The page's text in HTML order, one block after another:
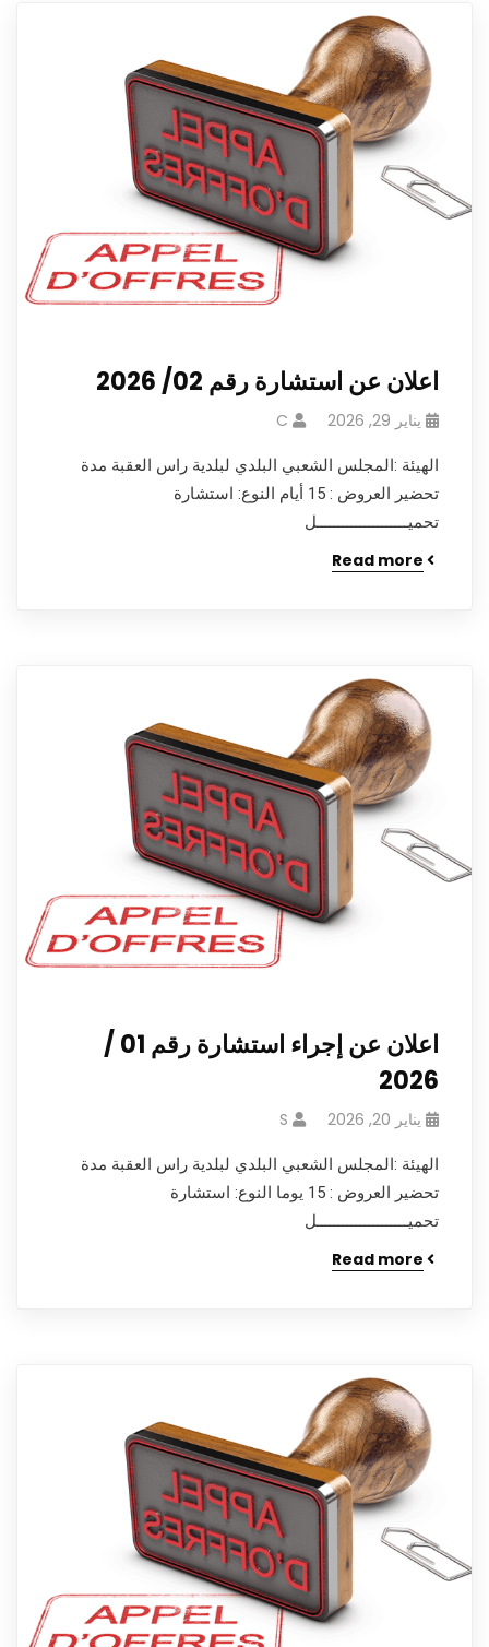
اعلان عن استشارة رقم 02/ 2026
يناير 29, 2026 C
الهيئة :المجلس الشعبي البلدي لبلدية راس العقبة مدة
تحضير العروض : 15 أيام النوع: استشارة
تحميـــــــــــــــــــــل
Read more
اعلان عن إجراء استشارة رقم 01 /
2026
يناير 20, 2026 S
الهيئة :المجلس الشعبي البلدي لبلدية راس العقبة مدة
تحضير العروض : 15 يوما النوع: استشارة
تحميـــــــــــــــــــــل
Read more